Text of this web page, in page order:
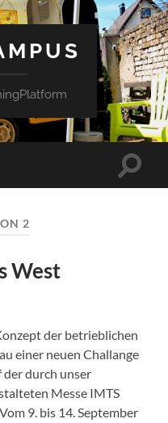
2
West
der betrieblichen
einer neuen Challange
der durch unser
Messe IMTS
9. bis 14. September